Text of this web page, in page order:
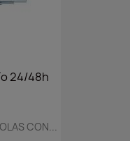
24/48h
CON...